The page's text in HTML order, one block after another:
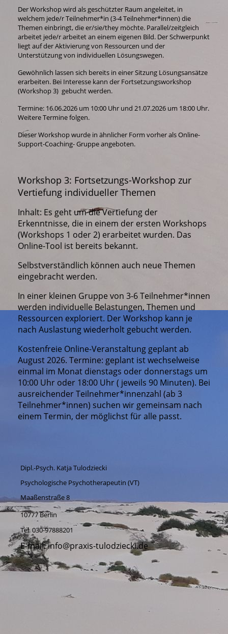
Der Workshop wird als geschützter Raum angeleitet, in
welchem jede/r Teilnehmer*in (3-4 Teilnehmer*innen) die
Themen einbringt, die er/sie/they möchte. Parallel/zeitgleich
arbeitet jede/r arbeitet an einem eigenen Bild. Der Schwerpunkt
liegt auf der Aktivierung von Ressourcen und der
Unterstützung von individuellen Lösungswegen.
Gewöhnlich lassen sich bereits in einer Sitzung Lösungsansätze
erarbeiten. Bei Interesse kann der Fortsetzungsworkshop
(Workshop 3) gebucht werden.
Termine: 16.06.2026 um 10:00 Uhr und 21.07.2026 um 18:00 Uhr.
Weitere Termine folgen.
Dieser Workshop wurde in ähnlicher Form vorher als Online-
Support-Coaching- Gruppe angeboten.
Workshop 3: Fortsetzungs-Workshop zur
Vertiefung individueller Themen
Inhalt: Es geht um die Vertiefung der
Erkenntnisse, die in einem der ersten Workshops
(Workshops 1 oder 2) erarbeitet wurden. Das
Online-Tool ist bereits bekannt.
Selbstverständlich können auch neue Themen
eingebracht werden.
In einer kleinen Gruppe von 3-6 Teilnehmer*innen
werden individuelle Belastungen, Themen und
Ressourcen exploriert. Der Workshop kann je
nach Auslastung wiederholt gebucht werden.
Kostenfreie Online-Veranstaltung geplant ab
August 2026. Termine: geplant ist wechselweise
einmal im Monat dienstags oder donnerstags um
10:00 Uhr oder 18:00 Uhr ( jeweils 90 Minuten). Bei
ausreichender Teilnehmer*innenzahl (ab 3
Teilnehmer*innen) suchen wir gemeinsam nach
einem Termin, der möglichst für alle passt.
Dipl.-Psych. Katja Tulodziecki
Psychologische Psychotherapeutin (VT)
Maaßenstraße 8
10777 Berlin
Tel. 030-97888201
E-mail: info@praxis-tulodziecki.de